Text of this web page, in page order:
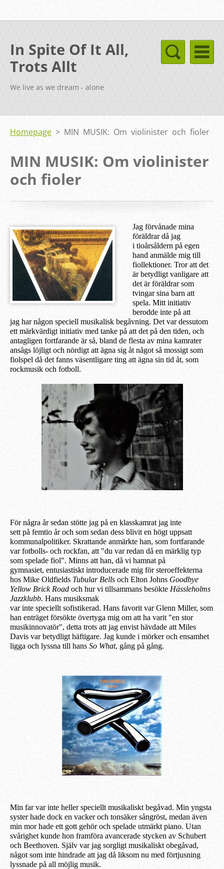
In Spite Of It All,
Trots Allt
We live as we dream - alone
Homepage > MIN MUSIK: Om violinister och fioler
MIN MUSIK: Om violinister
och fioler
Jag förvånade mina
föräldrar då jag
i tioårsåldern på egen
hand anmälde mig till
fiollektioner. Tror att det
är betydligt vanligare att
det är föräldrar som
tvingar sina barn att
spela. Mitt initiativ
berodde inte på att
jag har någon speciell musikalisk begåvning. Det var dessutom
ett märkvärdigtinitiativ med tanke på att det på den tiden, och
antagligen fortfarande är så, bland de flesta av mina kamrater
ansågs löjligt och nördigt att ägna sig åt något så mossigt som
fiolspel då det fanns väsentligare ting att ägna sin tid åt, som
rockmusik och fotboll.
För några år sedan stötte jag på en klasskamrat jag inte
settpå femtio år och som sedan dess blivit en högt uppsatt
kommunalpolitiker. Skrattande anmärkte han, som fortfarande
var fotbolls- och rockfan, att "du var redan då en märklig typ
som spelade fiol". Minns att han, då vi hamnat på
gymnasiet, entusiastiskt introducerade mig för steroeffekterna
hos Mike Oldfields Tubular Bells och Elton Johns Goodbye
Yellow Brick Road och hur vi tillsammans besökte Hässleholms
Jazzklubb. Hans musiksmak
varinte speciellt sofistikerad. Hans favoritvar Glenn Miller, som
han enträget försökte övertyga mig om att ha varit "en stor
musikinnovatör", detta trots att jag envist hävdade att Miles
Davis var betydligt häftigare. Jag kunde i mörker och ensamhet
ligga och lyssna till hans So What, gång på gång.
Min far var inte heller speciellt musikaliskt begåvad. Min yngsta
syster hade dock en vacker och tonsäker sångröst, medan även
min mor hade ett gott gehör och spelade utmärkt piano. Utan
svårighet kunde hon framföra avancerade stycken av Schubert
och Beethoven. Själv var jag sorgligt musikaliskt obegåvad,
något som inte hindrade att jag då liksom nu med förtjusning
lyssnade på all möjlig musik.